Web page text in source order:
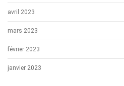
avril 2023
mars 2023
février 2023
janvier 2023